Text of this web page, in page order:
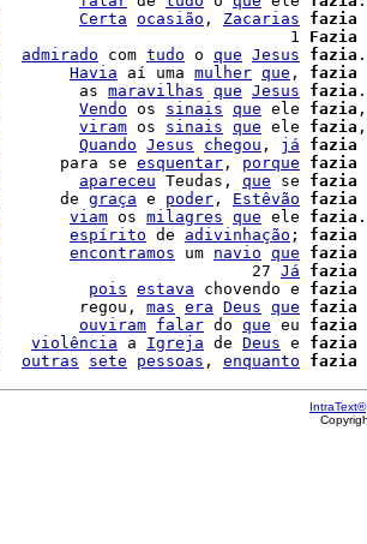
Certa ocasião , Zacarias fazia
|                              1 Fazia
admirado com tudo o que Jesus fazia
Havia aí uma mulher que , fazia
|        as maravilhas que Jesus fazia
Vendo os sinais que ele fazia
viram os sinais que ele fazia
Quando Jesus chegou , já
fazia
|      para se esquentar , porque
fazia
apareceu Teudas, que se fazia
|      de graça e poder , Estêvão
fazia
viam os milagres que ele fazia .
espírito de adivinhação ; fazia
encontramos um navio que fazia
|                          27 Já
fazia
pois estava chovendo e fazia
|        regou, mas era Deus que
fazia
ouviram falar do que eu fazia
violência a Igreja de Deus e fazia
outras sete pessoas , enquanto fazia
IntraText®